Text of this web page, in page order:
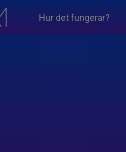
Hur det fungerar?